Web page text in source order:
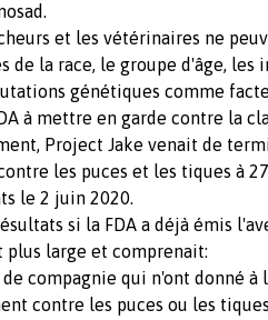
et les vétérinaires ne
de la race, le groupe d'âge, les
génétiques comme
à mettre en garde contre la
Project Jake venait de
les puces et les tiques à
le 2 juin 2020.
si la FDA a déjà émis
plus large et comprenait:
compagnie qui n'ont donné à
contre les puces ou les